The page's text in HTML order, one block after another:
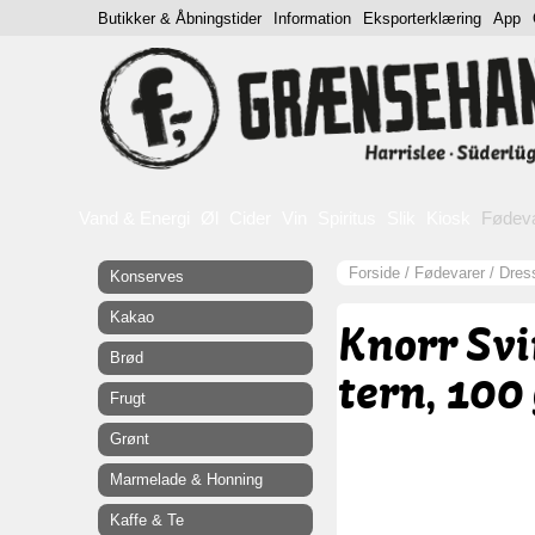
Forside / Fødevarer /
Knorr
tern, 100
Konserves
Kakao
Brød
Frugt
Grønt
Marmelade & Honning
Kaffe & Te
Butikker & Åbningstider Information Eksporterklæring App